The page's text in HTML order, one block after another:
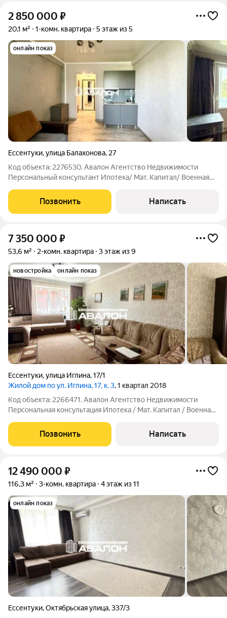
2 850 000 ₽
20,1 м² 1-комн. квартира 5 этаж из 5
онлайн показ
Ессентуки,улица Балахонова, 27
Код объекта: 2276530. Авалон Агентство Недвижимости
Персональный консультант Ипотека/ Мат. Капитал/ Военная
техникой. - Кирпичный дом после капитального ремонта; -
Выполнен ремонт: напольное покрытие
Позвонить Написать
7 350 000 ₽
53,6 м² 2-комн. квартира 3 этаж из 9
новостройка онлайн показ
Ессентуки,улица Иглина,17/1
Жилой дом по ул. Иглина, 17, к. 3, 1 квартал 2018
Код объекта: 2266471. Авалон Агентство Недвижимости
Персональная консультация Ипотека / Мат. Капитал / Военная
на индивидуальном отоплении. О квартире:изолированные
спальни на две стороны света
Позвонить Написать
12 490 000 ₽
116,3 м² 3-комн. квартира 4 этаж из 11
онлайн показ
Ессентуки,Октябрьская улица,337/3